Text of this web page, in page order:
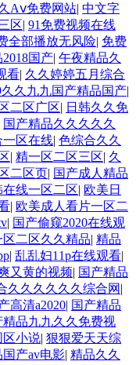
Aⅴ免费网站| 中文字
区| 91免费视频在线
全部播放无风险| 免费
国产| 午夜精品久
看| 久久婷婷五月综合
久久九九国产精品国产|
二区广区| 日韩久久免
国产精品久久久久久
一区在线| 色综合久久
| 精一区二区三区| 久
二区页| 国产成人精品
在线一区二区| 欧美日
| 欧美成人看片一区二
| 国产偷窥2020在线观
区二区久久精品| 精品
| 乱乱妇11p在线观看|
又黄的视频| 国产精品
久久久久久久综合网 |
高清a2020| 国产精品
精品九九久久免费视
区小说| 狠狠爱天天综
产av电影| 精品久久